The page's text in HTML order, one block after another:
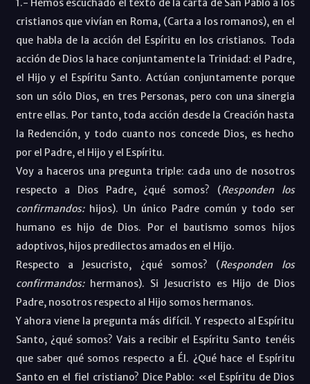
1.- Hemos escuchado el texto de la carta de San Pablo a los
cristianos que vivían en Roma, (Carta a los romanos), en el
que habla de la acción del Espíritu en los cristianos. Toda
acción de Dios la hace conjuntamente la Trinidad: el Padre,
el Hijo y el Espíritu Santo. Actúan conjuntamente porque
son un sólo Dios, en tres Personas, pero con una sinergia
entre ellas. Por tanto, toda acción desde la Creación hasta
la Redención, y todo cuanto nos concede Dios, es hecho
por el Padre, el Hijo y el Espíritu.
Voy a haceros una pregunta triple: cada uno de nosotros
respecto a Dios Padre, ¿qué somos? (Responden los
confirmandos: hijos). Un único Padre común y todo ser
humano es hijo de Dios. Por el bautismo somos hijos
adoptivos, hijos predilectos amados en el Hijo.
Respecto a Jesucristo, ¿qué somos? (Responden los
confirmandos: hermanos). Si Jesucristo es Hijo de Dios
Padre, nosotros respecto al Hijo somos hermanos.
Y ahora viene la pregunta más difícil. Y respecto al Espíritu
Santo, ¿qué somos? Vais a recibir el Espíritu Santo tenéis
que saber qué somos respecto a Él. ¿Qué hace el Espíritu
Santo en el fiel cristiano? Dice Pablo: «el Espíritu de Dios